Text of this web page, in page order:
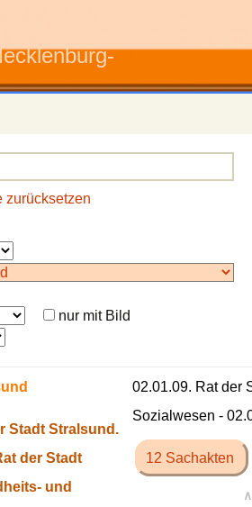
zurücksetzen
nur mit Bild
Stadt Stralsund.
der Stadt
und
02.01.09. Rat der
Sozialwesen -
12 Sachakten
∧